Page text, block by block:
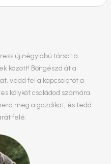
új négylábú társat a
között! Böngészd át a
vedd fel a kapcsolatot a
kölyköt családod számára.
meg a gazdikat, és tedd
felé.